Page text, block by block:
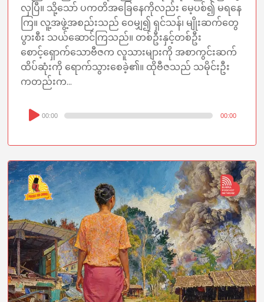
လှပြီ။ သို့သော် ပကတိအခြေနေကိုလည်း မေ့ပစ်၍ မရနေ
ကြ။ လူ့အဖွဲ့အစည်းသည် ဝေမျှ၍ ရှင်သန်၊ မျိုးဆက်တွေ
ပွားစီး သယ်ဆောင်ကြသည်။ တစ်ဦးနှင့်တစ်ဦး
စောင့်ရှောက်သောဗီဇက လူသားများကို အစာကွင်းဆက်
ထိပ်ဆုံးကို ရောက်သွားစေခဲ့၏။ ထိုဗီဇသည် သမိုင်းဦး
ကတည်းက...
Audio
Player
00:00 00:00